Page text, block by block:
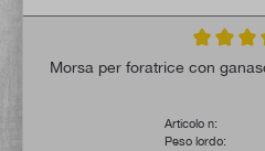
Morsa per foratrice con
Articolo n:
Peso lordo: